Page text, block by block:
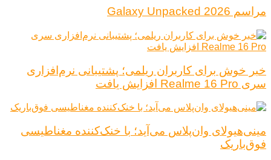
مراسم Galaxy Unpacked 2026
خبر خوش برای کاربران ریلمی؛ پشتیبانی نرم‌افزاری
سری Realme 16 Pro افزایش یافت
مینی‌هیولای وان‌پلاس می‌آید؛ با خنک‌کننده مغناطیسی
فوق‌باریک